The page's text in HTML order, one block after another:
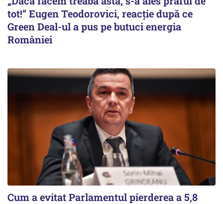
tot!” Eugen Teodorovici, reacție după ce
Green Deal-ul a pus pe butuci energia
României
Cum a evitat Parlamentul pierderea a 5,8